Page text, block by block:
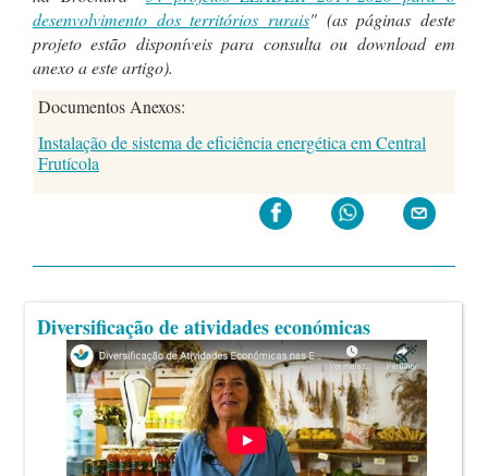
desenvolvimento dos territórios rurais" (as páginas deste
projeto estão disponíveis para consulta ou download em
anexo a este artigo).
Documentos Anexos:
Instalação de sistema de eficiência energética em Central
Frutícola
Diversificação de atividades económicas